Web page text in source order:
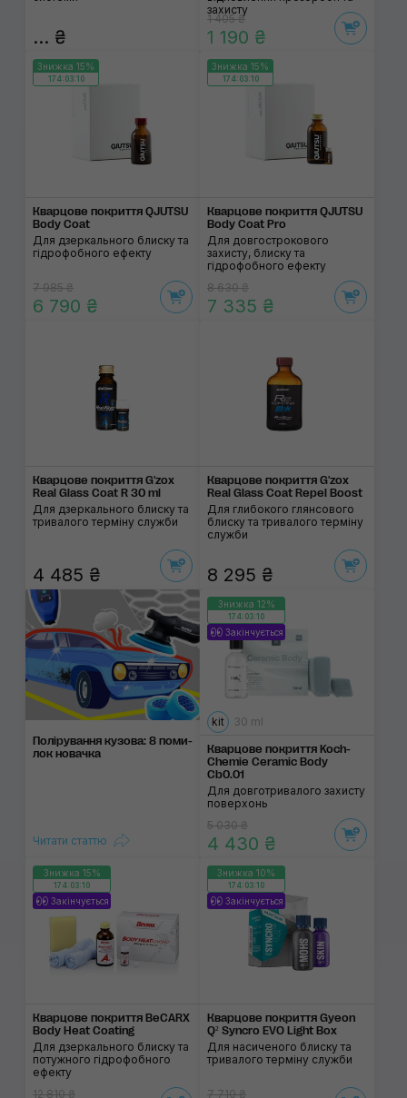
... ₴
захисту
1 405 ₴
1 190 ₴
Знижка 15%
174:03:10
Кварцове покриття QJUTSU
Body Coat
Для дзеркального блиску та
гідрофобного ефекту
7 985 ₴
6 790 ₴
Знижка 15%
174:03:10
Кварцове покриття QJUTSU
Body Coat Pro
Для довгострокового
захисту, блиску та
гідрофобного ефекту
8 630 ₴
7 335 ₴
Кварцове покриття G'zox
Real Glass Coat R 30 ml
Для дзеркального блиску та
тривалого терміну служби
4 485 ₴
Кварцове покриття G'zox
Real Glass Coat Repel Boost
Для глибокого глянсового
блиску та тривалого терміну
служби
8 295 ₴
Поліруван­ня кузо­ва: 8 поми­
лок нова­чка
Читати статтю
Знижка 12%
174:03:10
Закінчується
kit 30 ml
Кварцове покриття Koch-
Chemie Ceramic Body
Cb0.01
Для довготривалого захисту
поверхонь
5 030 ₴
4 430 ₴
Знижка 15%
174:03:10
Закінчується
Кварцове покриття BeCARX
Body Heat Coating
Для дзеркального блиску та
потужного гідрофобного
ефекту
12 810 ₴
Знижка 10%
174:03:10
Закінчується
Кварцове покриття Gyeon
Q² Syncro EVO Light Box
Для насиченого блиску та
тривалого терміну служби
7 710 ₴